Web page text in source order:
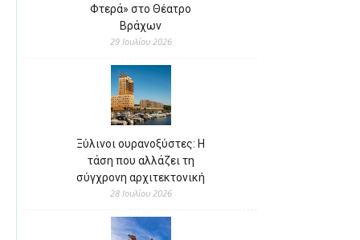
Φτερά» στο Θέατρο
Βράχων
29 Ιουλίου 2026
Ξύλινοι ουρανοξύστες: Η
τάση που αλλάζει τη
σύγχρονη αρχιτεκτονική
28 Ιουλίου 2026